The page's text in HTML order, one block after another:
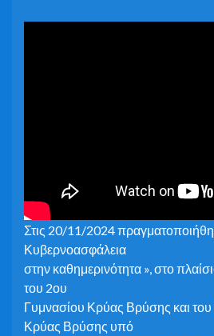
Στις 20/11/2024
Κυβερνοασφάλεια
στην καθημερινότητα », στο
του 2ου
Γυμνασίου Κρύας Βρύσης και του
Κρύας Βρύσης υπό